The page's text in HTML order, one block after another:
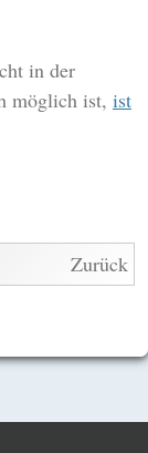
in der
möglich ist, ist
Zurück